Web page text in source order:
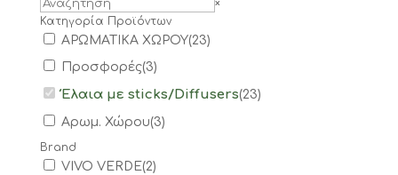
×
Κατηγορία Προϊόντων
ΑΡΩΜΑΤΙΚΑ ΧΩΡΟΥ(23)
Προσφορές(3)
Έλαια με sticks/Diffusers(23)
Αρωμ. Χώρου(3)
Brand
VIVO VERDE(2)